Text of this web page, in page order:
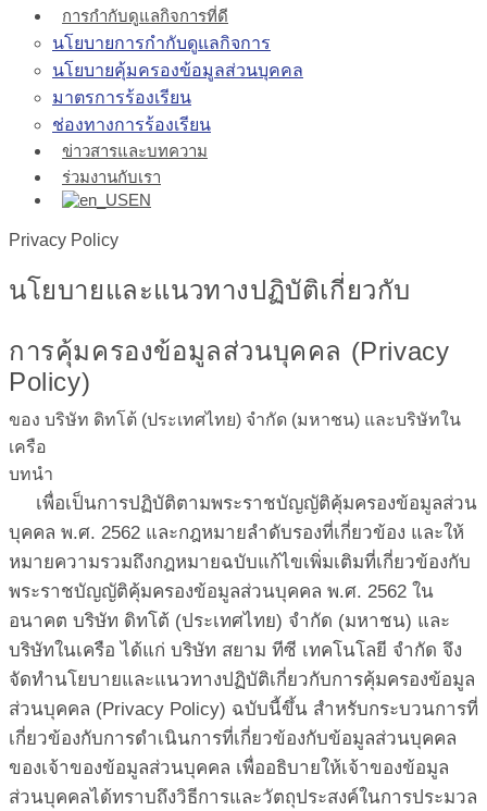
การกำกับดูแลกิจการที่ดี
นโยบายการกำกับดูแลกิจการ
นโยบายคุ้มครองข้อมูลส่วนบุคคล
มาตรการร้องเรียน
ช่องทางการร้องเรียน
ข่าวสารและบทความ
ร่วมงานกับเรา
EN
Privacy Policy
นโยบายและแนวทางปฏิบัติเกี่ยวกับ
การคุ้มครองข้อมูลส่วนบุคคล (Privacy
Policy)
ของ บริษัท ดิทโต้ (ประเทศไทย) จำกัด (มหาชน) และบริษัทใน
เครือ
บทนำ
เพื่อเป็นการปฏิบัติตามพระราชบัญญัติคุ้มครองข้อมูลส่วน
บุคคล พ.ศ. 2562 และกฎหมายลำดับรองที่เกี่ยวข้อง และให้
หมายความรวมถึงกฎหมายฉบับแก้ไขเพิ่มเติมที่เกี่ยวข้องกับ
พระราชบัญญัติคุ้มครองข้อมูลส่วนบุคคล พ.ศ. 2562 ใน
อนาคต บริษัท ดิทโต้ (ประเทศไทย) จำกัด (มหาชน) และ
บริษัทในเครือ ได้แก่ บริษัท สยาม ทีซี เทคโนโลยี จำกัด จึง
จัดทำนโยบายและแนวทางปฏิบัติเกี่ยวกับการคุ้มครองข้อมูล
ส่วนบุคคล (Privacy Policy) ฉบับนี้ขึ้น สำหรับกระบวนการที่
เกี่ยวข้องกับการดำเนินการที่เกี่ยวข้องกับข้อมูลส่วนบุคคล
ของเจ้าของข้อมูลส่วนบุคคล เพื่ออธิบายให้เจ้าของข้อมูล
ส่วนบุคคลได้ทราบถึงวิธีการและวัตถุประสงค์ในการประมวล